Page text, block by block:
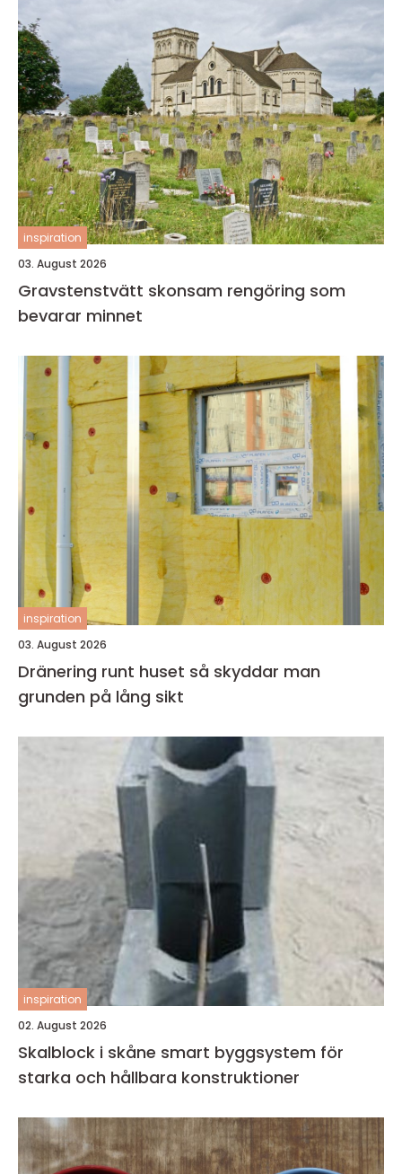
inspiration
03. August 2026
Gravstenstvätt skonsam rengöring som
bevarar minnet
inspiration
03. August 2026
Dränering runt huset så skyddar man
grunden på lång sikt
inspiration
02. August 2026
Skalblock i skåne smart byggsystem för
starka och hållbara konstruktioner